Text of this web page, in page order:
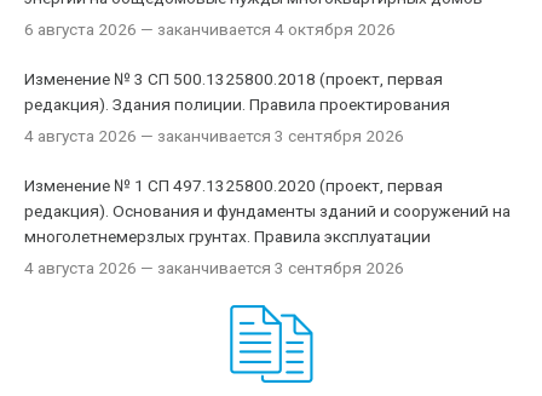
6 августа 2026 — заканчивается 4 октября 2026
Изменение № 3 СП 500.1325800.2018 (проект, первая
редакция). Здания полиции. Правила проектирования
4 августа 2026 — заканчивается 3 сентября 2026
Изменение № 1 СП 497.1325800.2020 (проект, первая
редакция). Основания и фундаменты зданий и сооружений на
многолетнемерзлых грунтах. Правила эксплуатации
4 августа 2026 — заканчивается 3 сентября 2026